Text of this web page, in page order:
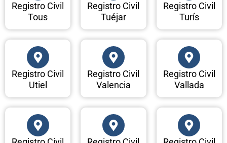
Registro Civil
Tous
Registro Civil
Tuéjar
Registro Civil
Turís
Registro Civil
Utiel
Registro Civil
Valencia
Registro Civil
Vallada